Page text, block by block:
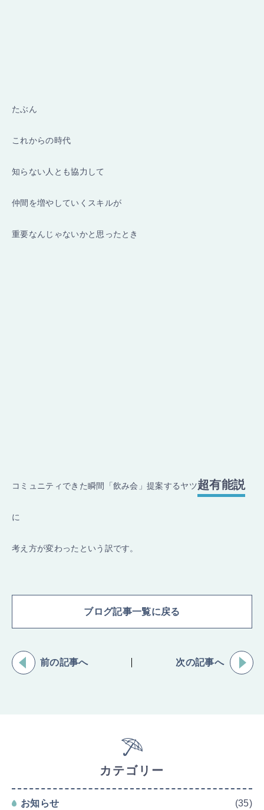
たぶん
これからの時代
知らない人とも協力して
仲間を増やしていくスキルが
重要なんじゃないかと思ったとき
コミュニティできた瞬間「飲み会」提案するヤツ超有能説
に
考え方が変わったという訳です。
ブログ記事一覧に戻る
前の記事へ 次の記事へ
カテゴリー
お知らせ (35)